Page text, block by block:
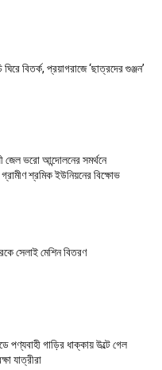
ঘিরে বিতর্ক, প্রয়াগরাজে ‘ছাত্রদের গুঞ্জন’
জেল ভরো আন্দোলনের সমর্থনে
শ্রমিক ইউনিয়নের বিক্ষোভ
সেলাই মেশিন বিতরণ
গাড়ির ধাক্কায় উল্টে গেল
যাত্রীরা